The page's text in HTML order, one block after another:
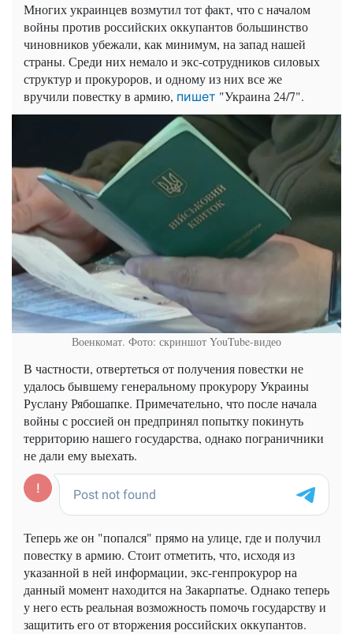
Многих украинцев возмутил тот факт, что с началом
войны против российских оккупантов большинство
чиновников убежали, как минимум, на запад нашей
страны. Среди них немало и экс-сотрудников силовых
структур и прокуроров, и одному из них все же
вручили повестку в армию, пишет "Украина 24/7".
Военкомат. Фото: скриншот YouTube-видео
В частности, отвертеться от получения повестки не
удалось бывшему генеральному прокурору Украины
Руслану Рябошапке. Примечательно, что после начала
войны с россией он предпринял попытку покинуть
территорию нашего государства, однако пограничники
не дали ему выехать.
Теперь же он "попался" прямо на улице, где и получил
повестку в армию. Стоит отметить, что, исходя из
указанной в ней информации, экс-генпрокурор на
данный момент находится на Закарпатье. Однако теперь
у него есть реальная возможность помочь государству и
защитить его от вторжения российских оккупантов.